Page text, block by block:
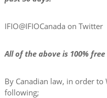
IFIO@IFIOCanada on Twitter
All of the above is 100%
By Canadian law, in order
following;